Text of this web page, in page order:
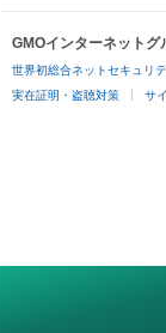
GMOインターネットグ
世界初総合ネットセキュリ
実在証明・盗聴対策 サ